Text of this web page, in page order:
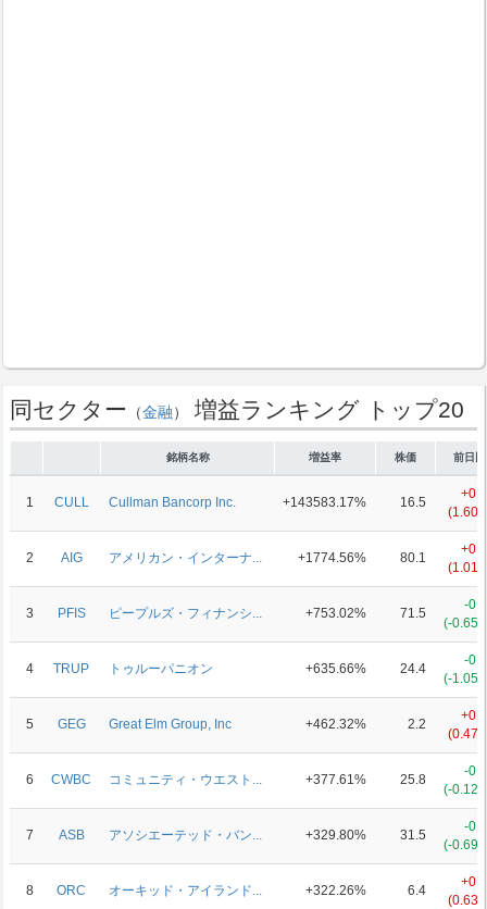
同セクター （金融 ） 増益ランキング トップ20
銘柄名称 増益率 株価 前日比
1 CULL Cullman Bancorp Inc. +143583.17% 16.5
2 AIG アメリカン・インターナ... +1774.56% 80.1
3 PFIS ピープルズ・フィナンシ... +753.02% 71.5
-
(-
4 TRUP トゥルーパニオン +635.66% 24.4
-
(-
5 GEG Great Elm Group, Inc +462.32% 2.2
6 CWBC コミュニティ・ウエスト... +377.61% 25.8
-
(-
7 ASB アソシエーテッド・バン... +329.80% 31.5
-
(-
8 ORC オーキッド・アイランド... +322.26% 6.4